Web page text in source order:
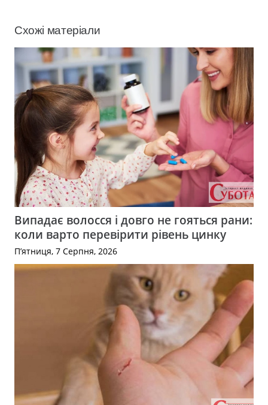
Схожі матеріали
Випадає волосся і довго не гояться рани:
коли варто перевірити рівень цинку
П’ятниця, 7 Серпня, 2026